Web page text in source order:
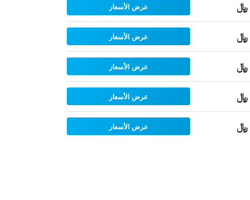
عرض الأسعار
عرض الأسعار
عرض الأسعار
عرض الأسعار
عرض الأسعار